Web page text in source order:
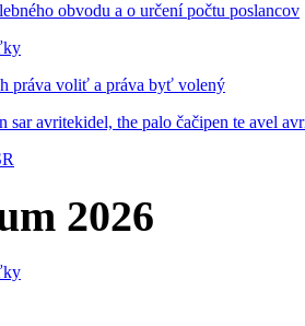
obvodu a o určení počtu poslancov
práva voliť a práva byť volený
sar avritekidel, the palo čačipen te avel
2026